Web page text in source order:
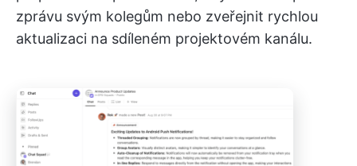
zprávu svým kolegům nebo zveřejnit rychlou
aktualizaci na sdíleném projektovém kanálu.